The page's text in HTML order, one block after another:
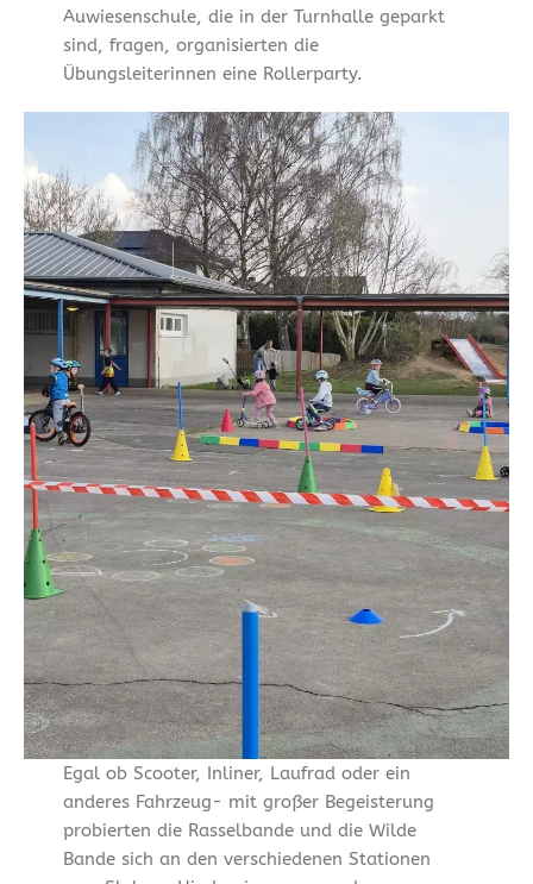
Auwiesenschule, die in der Turnhalle geparkt
sind, fragen, organisierten die
Übungsleiterinnen eine Rollerparty.
Egal ob Scooter, Inliner, Laufrad oder ein
anderes Fahrzeug- mit großer Begeisterung
probierten die Rasselbande und die Wilde
Bande sich an den verschiedenen Stationen